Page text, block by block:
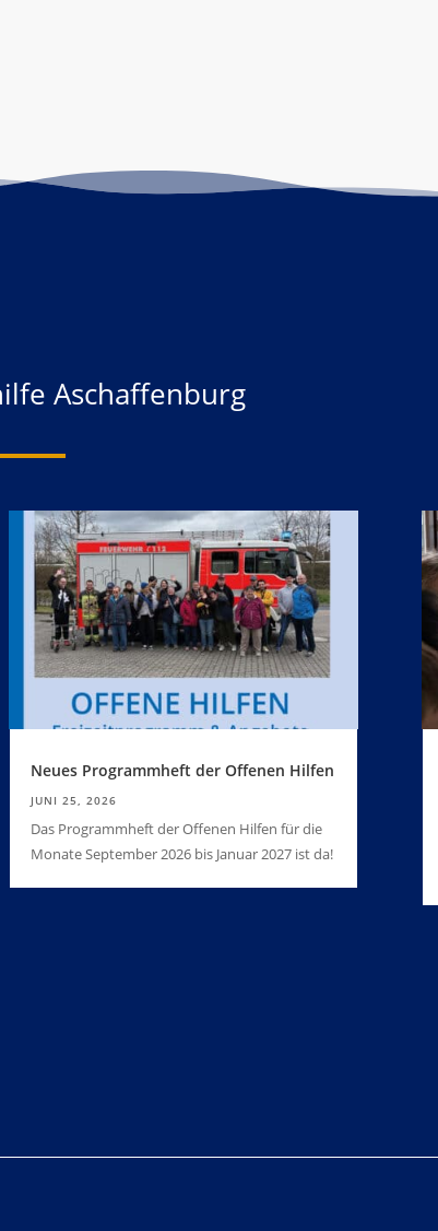
Aschaffenburg
Neues Programmheft der Offenen Hilfen
JUNI 25, 2026
Das Programmheft der Offenen Hilfen für die
Monate September 2026 bis Januar 2027 ist da!